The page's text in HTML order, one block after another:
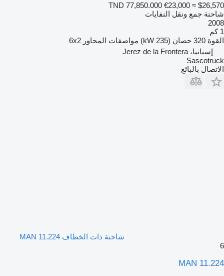
TND 77,850.000 €23,000 ≈ $26,570
شاحنة جمع ونقل النفايات
2008
1 كم
القوة 320 حصان (235 kW) مواصفات المحاور 6x2
إسبانيا، Jerez de la Frontera
Sascotruck
الاتصال بالبائع
شاحنة ذات الخطاف MAN 11.224
6
MAN 11.224